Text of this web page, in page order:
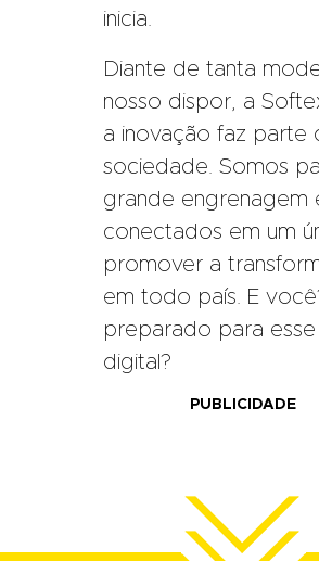
inicia.
Diante de tanta
nosso dispor, a
a inovação faz parte
sociedade. Somos
grande engrenagem
conectados em um
promover a
em todo país. E
preparado para
digital?
PUBLICIDADE